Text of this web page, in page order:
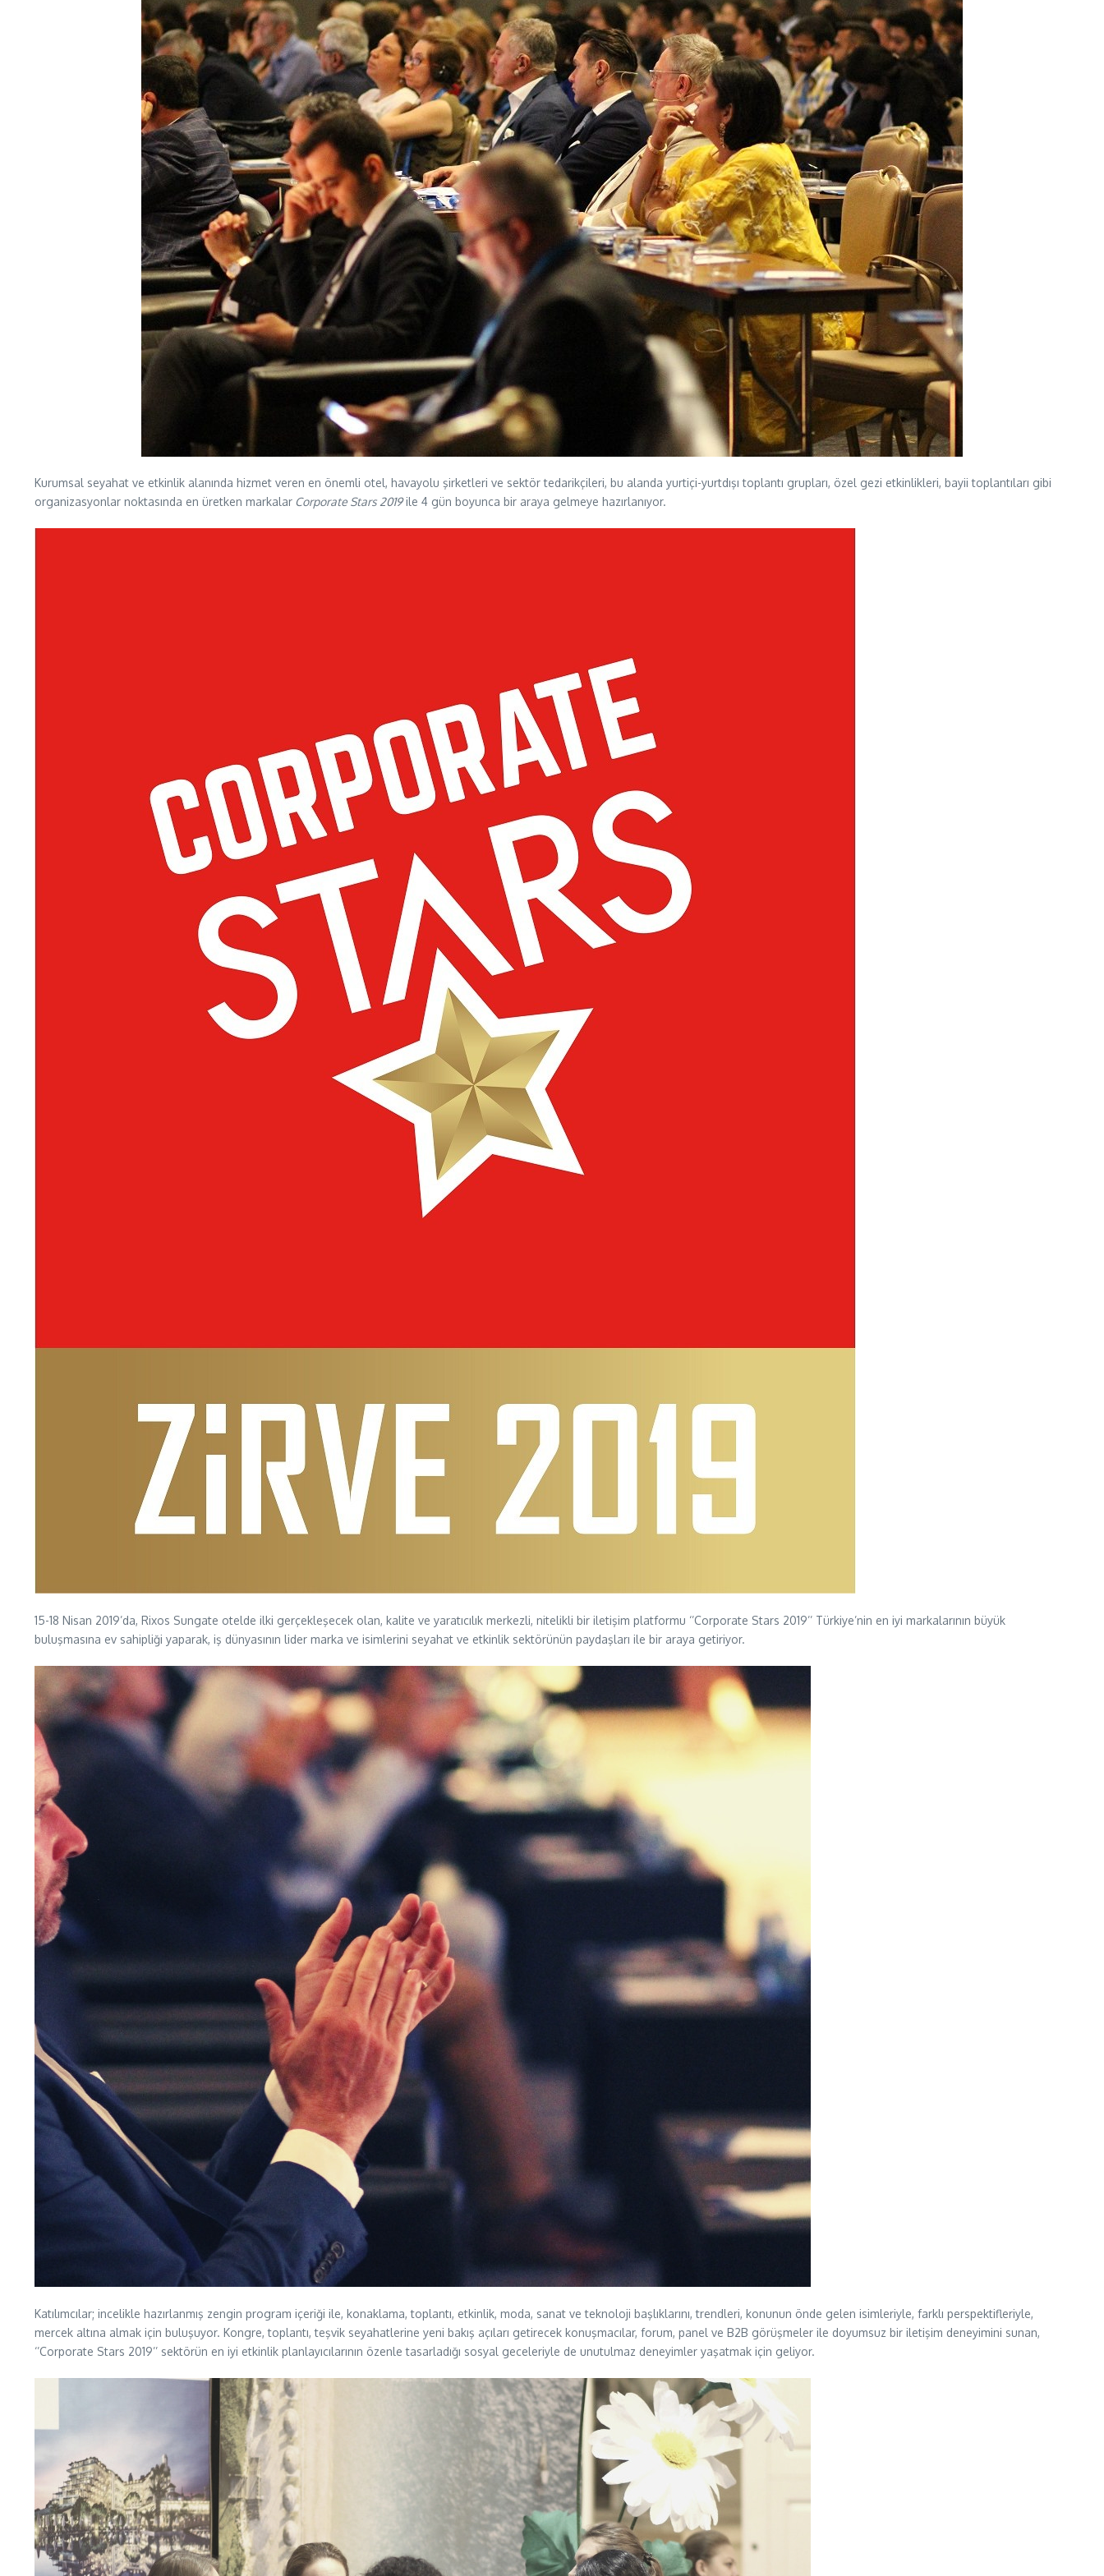
Kurumsal seyahat ve etkinlik alanında hizmet veren en önemli otel, havayolu şirketleri ve sektör tedarikçileri, bu alanda yurtiçi-yurtdışı toplantı grupları, özel gezi etkinlikleri, bayii toplantıları gibi
organizasyonlar noktasında en üretken markalar Corporate Stars 2019ile 4 gün boyunca bir araya gelmeye hazırlanıyor.
15-18 Nisan 2019’da, Rixos Sungate otelde ilki gerçekleşecek olan, kalite ve yaratıcılık merkezli, nitelikli bir iletişim platformu ‘’Corporate Stars 2019’’ Türkiye’nin en iyi markalarının büyük
buluşmasına ev sahipliği yaparak, iş dünyasının lider marka ve isimlerini seyahat ve etkinlik sektörünün paydaşları ile bir araya getiriyor.
Katılımcılar; incelikle hazırlanmış zengin program içeriği ile, konaklama, toplantı, etkinlik, moda, sanat ve teknoloji başlıklarını, trendleri, konunun önde gelen isimleriyle, farklı perspektifleriyle,
mercek altına almak için buluşuyor. Kongre, toplantı, teşvik seyahatlerine yeni bakış açıları getirecek konuşmacılar, forum, panel ve B2B görüşmeler ile doyumsuz bir iletişim deneyimini sunan,
‘’Corporate Stars 2019’’ sektörün en iyi etkinlik planlayıcılarının özenle tasarladığı sosyal geceleriyle de unutulmaz deneyimler yaşatmak için geliyor.